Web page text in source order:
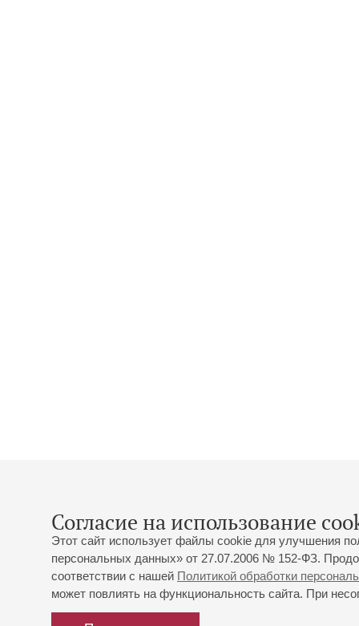
Согласие на использование
Этот сайт использует файлы cookie для улучшения
персональных данных» от 27.07.2006 № 152-ФЗ.
соответствии с нашей Политикой обработки
может повлиять на функциональность сайта. При